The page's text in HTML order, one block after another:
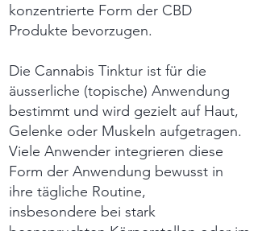
konzentrierte Form der CBD
Produkte bevorzugen.
Die Cannabis Tinktur ist für die
äusserliche (topische) Anwendung
bestimmt und wird gezielt auf Haut,
Gelenke oder Muskeln aufgetragen.
Viele Anwender integrieren diese
Form der Anwendung bewusst in
ihre tägliche Routine,
insbesondere bei stark